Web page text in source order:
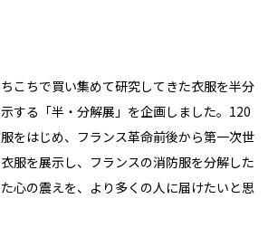
こちで買い集めて研究してきた衣服を半分
する「半・分解展」を企画しました。120
をはじめ、フランス革命前後から第一次世
服を展示し、フランスの消防服を分解した
心の震えを、より多くの人に届けたいと思